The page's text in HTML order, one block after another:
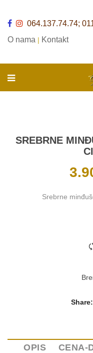
064.137.74.74;
O nama | Kontakt
SREBRNE
Srebrne
Share:
OPIS CENA-